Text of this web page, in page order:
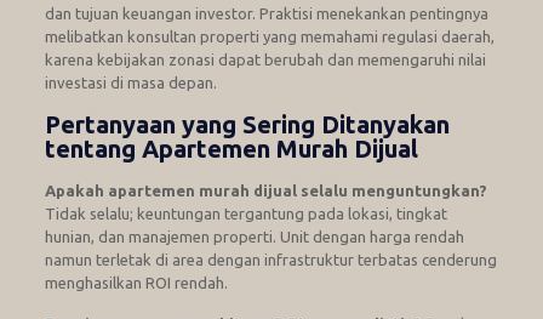
dan tujuan keuangan investor. Praktisi menekankan pentingnya
melibatkan konsultan properti yang memahami regulasi daerah,
karena kebijakan zonasi dapat berubah dan memengaruhi nilai
investasi di masa depan.
Pertanyaan yang Sering Ditanyakan
tentang Apartemen Murah Dijual
Apakah apartemen murah dijual selalu menguntungkan?
Tidak selalu; keuntungan tergantung pada lokasi, tingkat
hunian, dan manajemen properti. Unit dengan harga rendah
namun terletak di area dengan infrastruktur terbatas cenderung
menghasilkan ROI rendah.